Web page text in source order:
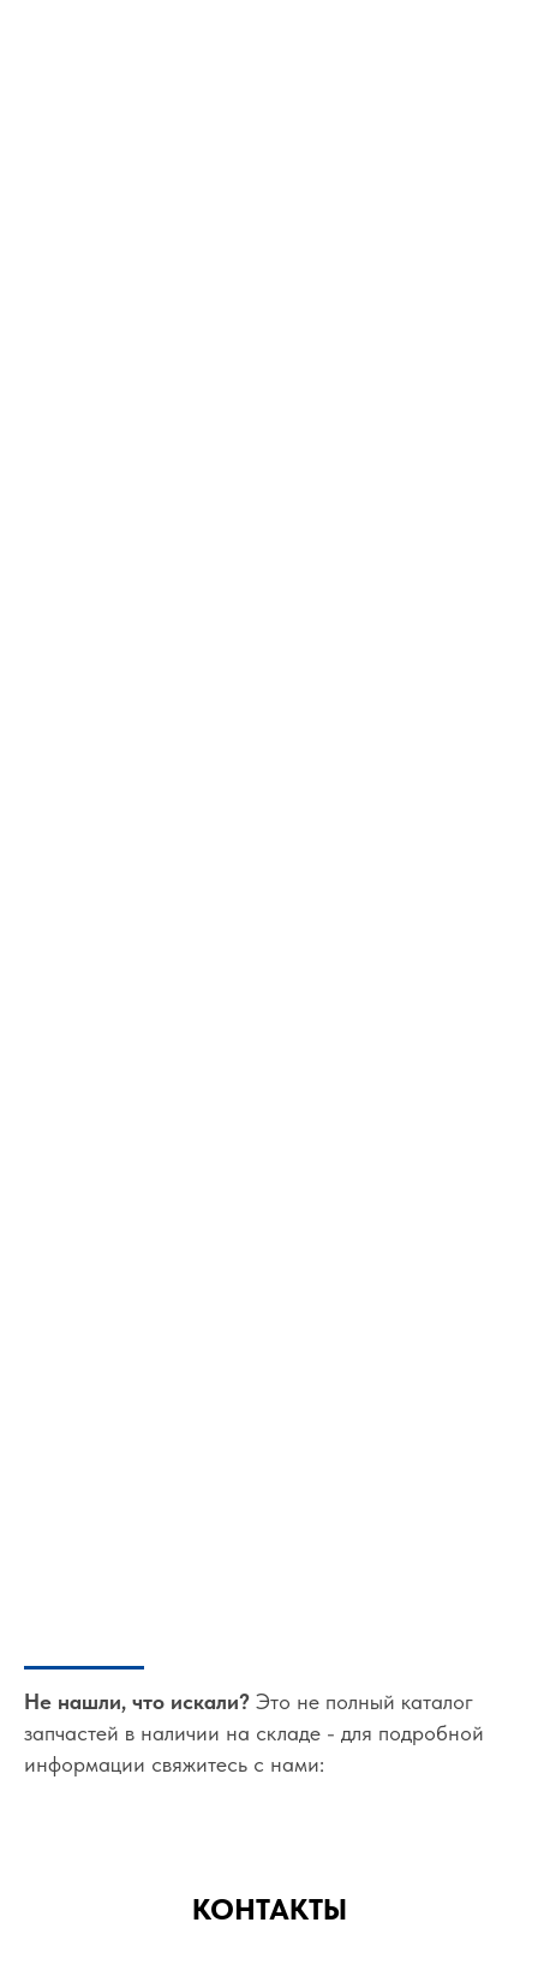
Не нашли, что искали? Это не полный каталог
запчастей в наличии на складе - для подробной
информации свяжитесь с нами:
КОНТАКТЫ